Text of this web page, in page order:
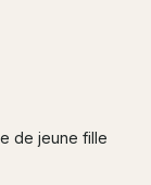
de jeune fille